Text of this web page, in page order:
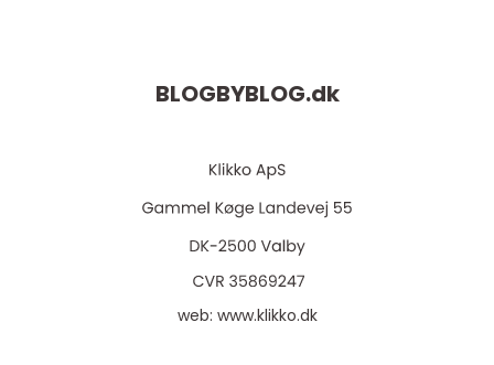
BLOGBYBLOG.dk
web: www.klikko.dk